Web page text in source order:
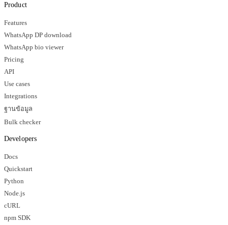
Product
Features
WhatsApp DP download
WhatsApp bio viewer
Pricing
API
Use cases
Integrations
ฐานข้อมูล
Bulk checker
Developers
Docs
Quickstart
Python
Node.js
cURL
npm SDK